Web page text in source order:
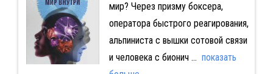
мир? Через призму боксера,
оператора быстрого реагирования,
альпиниста с вышки сотовой связи
и человека с бионич... показать